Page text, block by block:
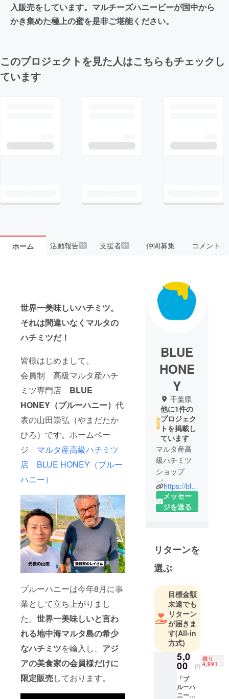
入販売をしています。マルチーズハニービーが国中から
かき集めた極上の蜜を是非ご堪能ください。
このプロジェクトを見た人はこちらもチェックし
ています
ホーム 活動報告12 支援者34 仲間募集 コメント
世界一美味しいハチミツ。
それは間違いなくマルタの
ハチミツだ！
皆様はじめまして。
会員制 高級マルタ産ハチ
ミツ専門店 BLUE
HONEY（ブルーハニー） 代
表の山田崇弘（やまだたか
ひろ）です。ホームペー
ジ マルタ産高級ハチミツ
店 BLUE HONEY（ブルー
ハニー）
ブルーハニーは今年8月に事
業として立ち上がりまし
た。 世界一美味しいと言わ
れる地中海マルタ島の希少
なハチミツを輸入し、 アジ
アの美食家の会員様だけに
限定販売しております。
BLUE
HONE
Y
千葉県
他に1件の
プロジェク
トを掲載し
ています
マルタ産高
級ハチミツ
ショップ
ブルーハ
ニーです🍯
私たちはマ
た安心・安
全な養蜂場
と契約を
し、とろっ
とろの美味
しい蜂蜜を
輸入してい
ます😊
春・夏・秋
の３シーズ
ンのはちみ
つをご用
意！是非一
https://bluehoney-shop.com
メッセー
ジを送る
リターンを
選ぶ
目標金額
未達でも
リターン
が届きま
す(All-in
方式)
5,0
00 円
残り
4,991
「ブ
ルーハ
ニー創